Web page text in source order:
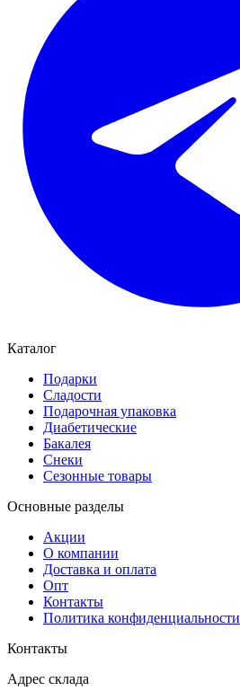
Каталог
Подарки
Сладости
Подарочная упаковка
Диабетические
Бакалея
Снеки
Сезонные товары
Основные разделы
Акции
О компании
Доставка и оплата
Опт
Контакты
Политика конфиденциальности
Контакты
Адрес склада